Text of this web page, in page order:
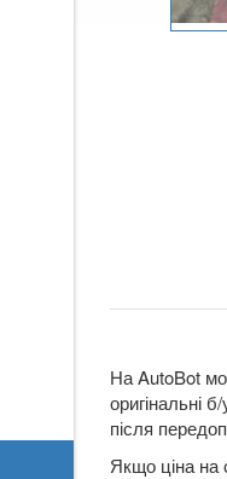
На AutoBot
оригінальні
після
Якщо ціна на